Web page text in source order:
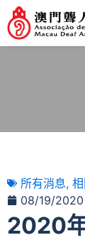
所有消息,
08/19/2020
2020